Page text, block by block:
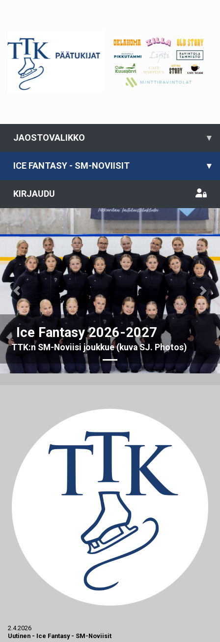
JAOSTOVALIKKO ▾
ICE FANTASY - SM-NOVIISIT ▾
KIRJAUDU
Ice Fantasy 2026-2027
TTK:n SM-Noviisi joukkue (kuva SJ. Photos)
Previous
2.4.2026
Uutinen - Ice Fantasy - SM-Noviisit